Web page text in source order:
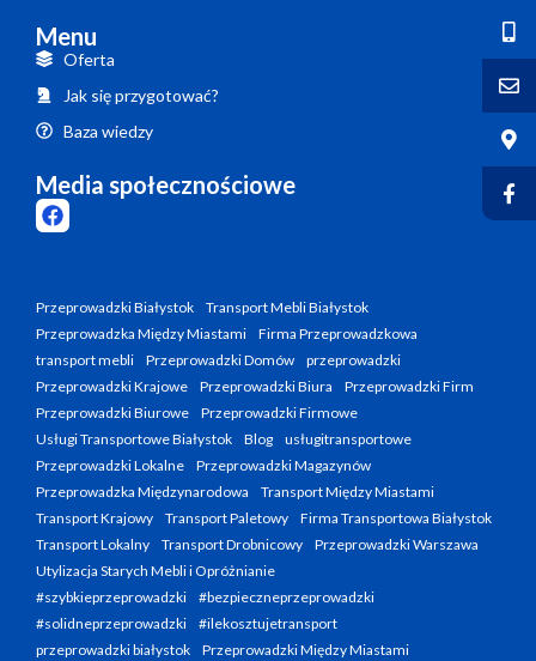
Menu
Oferta
Jak się przygotować?
Baza wiedzy
Media społecznościowe
Przeprowadzki Białystok
Transport Mebli Białystok
Przeprowadzka Między Miastami
Firma Przeprowadzkowa
transport mebli
Przeprowadzki Domów
przeprowadzki
Przeprowadzki Krajowe
Przeprowadzki Biura
Przeprowadzki Firm
Przeprowadzki Biurowe
Przeprowadzki Firmowe
Usługi Transportowe Białystok
Blog
usługitransportowe
Przeprowadzki Lokalne
Przeprowadzki Magazynów
Przeprowadzka Międzynarodowa
Transport Między Miastami
Transport Krajowy
Transport Paletowy
Firma Transportowa Białystok
Transport Lokalny
Transport Drobnicowy
Przeprowadzki Warszawa
Utylizacja Starych Mebli i Opróżnianie
#szybkieprzeprowadzki
#bezpieczneprzeprowadzki
#solidneprzeprowadzki
#ilekosztujetransport
przeprowadzki białystok
Przeprowadzki Między Miastami